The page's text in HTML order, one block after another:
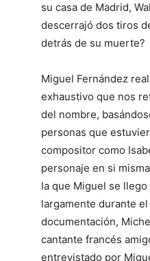
su casa de Madrid,
descerrajó dos tiros
detrás de su muerte?
Miguel Fernández
exhaustivo que nos
del nombre,
personas que
compositor como
personaje en si
la que Miguel se
largamente durante
documentación,
cantante francés
entrevistado por